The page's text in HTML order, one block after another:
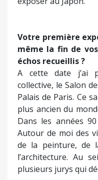
par «
votre style ?
Ma peinture n’est
transpose la
Quelles couleurs
Le bleu… surtout le
manie tellement
bleus.
c’est en bleu. Je
couleurs pour sortir